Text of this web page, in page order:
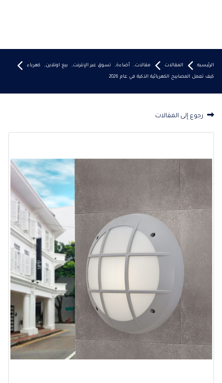
الرئيسيه المقالات مقالات, أضاءة, تسوق عبر الإنترنت, بيع اونلاين, كهرباء
كيف تعمل المصابيح الكهربائية الذكية في عام 2026
رجوع إلى المقالات